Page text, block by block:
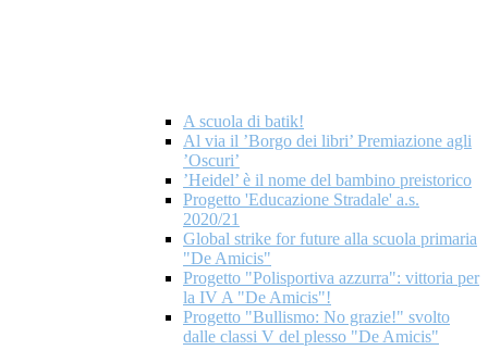
A scuola di batik!
Al via il ’Borgo dei libri’ Premiazione agli
’Oscuri’
’Heidel’ è il nome del bambino preistorico
Progetto 'Educazione Stradale' a.s.
2020/21
Global strike for future alla scuola primaria
"De Amicis"
Progetto "Polisportiva azzurra": vittoria per
la IV A "De Amicis"!
Progetto "Bullismo: No grazie!" svolto
dalle classi V del plesso "De Amicis"